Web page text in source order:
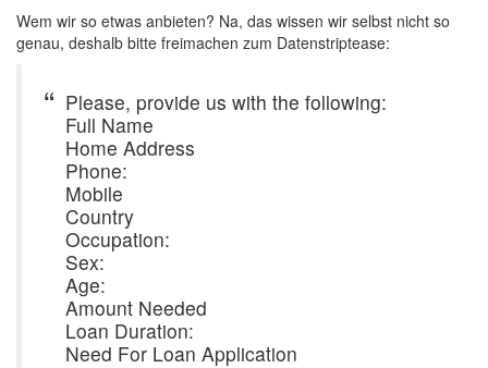
Wem wir so etwas anbieten? Na, das wissen wir selbst nicht so
genau, deshalb bitte freimachen zum Datenstriptease:
Please, provide us with the following:
Full Name
Home Address
Phone:
Mobile
Country
Occupation:
Sex:
Age:
Amount Needed
Loan Duration:
Need For Loan Application